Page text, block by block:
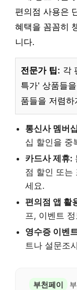
편의점 사용은
혜택을 꼼꼼히
니다.
전문가 팁: 각
특가’ 상품들
품들을 저렴
통신사 멤버
십 할인을 중
카드사 제휴:
점 할인 또는
세요.
편의점 앱 활
프, 이벤트
영수증 이벤
트나 설문조
부천페이